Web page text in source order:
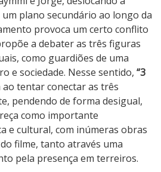
plano secundário ao longo da
provoca um certo conflito
a debater as três figuras
como guardiões de uma
e sociedade. Nesse sentido, “3
ao tentar conectar as três
pendendo de forma desigual,
como importante
e cultural, com inúmeras obras
filme, tanto através uma
pela presença em terreiros.